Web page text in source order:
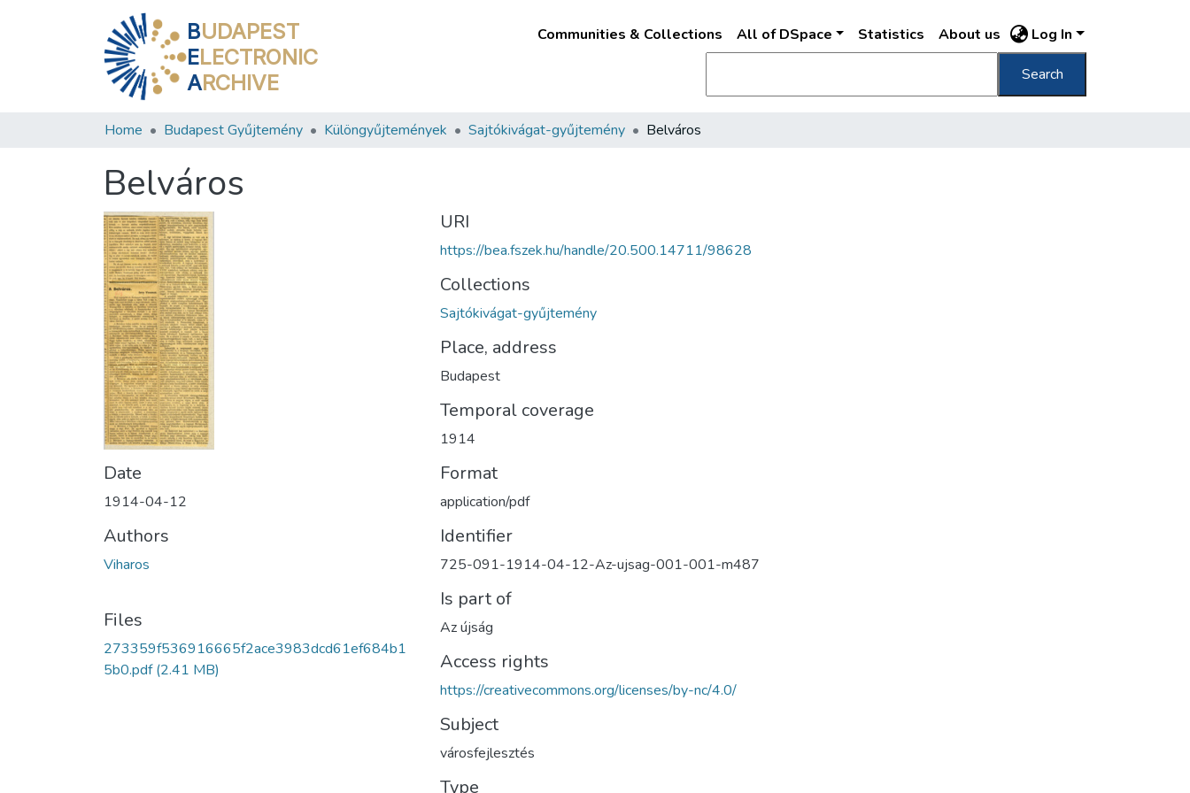
BUDAPEST
ELECTRONIC
ARCHIVE
Communities & Collections All of DSpace Statistics About us Log In
Search
Home Budapest Gyűjtemény Különgyűjtemények Sajtókivágat-gyűjtemény Belváros
Belváros
Date
1914-04-12
Authors
Viharos
Files
273359f536916665f2ace3983dcd61ef684b1
5b0.pdf(2.41 MB)
URI
https://bea.fszek.hu/handle/20.500.14711/98628
Collections
Sajtókivágat-gyűjtemény
Place, address
Budapest
Temporal coverage
1914
Format
application/pdf
Identifier
725-091-1914-04-12-Az-ujsag-001-001-m487
Is part of
Az újság
Access rights
https://creativecommons.org/licenses/by-nc/4.0/
Subject
városfejlesztés
Type